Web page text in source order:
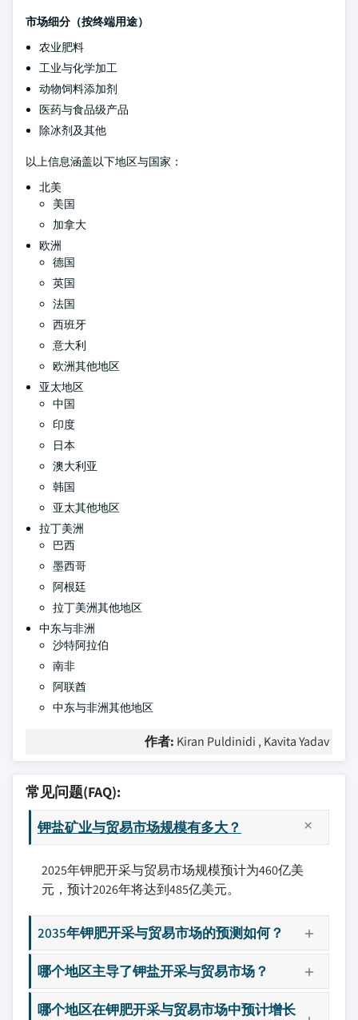
市场细分（按终端用途）
农业肥料
工业与化学加工
动物饲料添加剂
医药与食品级产品
除冰剂及其他
以上信息涵盖以下地区与国家：
北美
美国
加拿大
欧洲
德国
英国
法国
西班牙
意大利
欧洲其他地区
亚太地区
中国
印度
日本
澳大利亚
韩国
亚太其他地区
拉丁美洲
巴西
墨西哥
阿根廷
拉丁美洲其他地区
中东与非洲
沙特阿拉伯
南非
阿联酋
中东与非洲其他地区
作者: Kiran Puldinidi , Kavita Yadav
常见问题(FAQ):
钾盐矿业与贸易市场规模有多大？
2025年钾肥开采与贸易市场规模预计为460亿美
元，预计2026年将达到485亿美元。
2035年钾肥开采与贸易市场的预测如何？
哪个地区主导了钾盐开采与贸易市场？
哪个地区在钾肥开采与贸易市场中预计增长